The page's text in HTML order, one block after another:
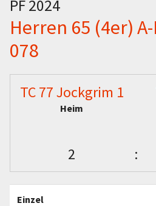
PF 2024
Herren 65 (4er)
078
TC 77 Jockgrim 1
Heim
2 :
Einzel